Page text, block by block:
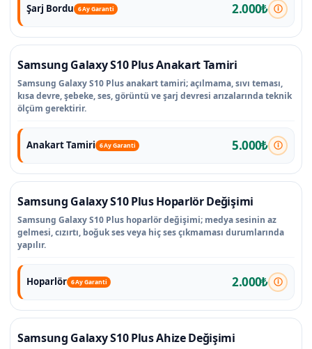
Şarj Bordu 6 Ay Garanti 2.000₺
Samsung Galaxy S10 Plus Anakart Tamiri
Samsung Galaxy S10 Plus anakart tamiri; açılmama, sıvı teması,
kısa devre, şebeke, ses, görüntü ve şarj devresi arızalarında teknik
ölçüm gerektirir.
Anakart Tamiri 6 Ay Garanti 5.000₺
Samsung Galaxy S10 Plus Hoparlör Değişimi
Samsung Galaxy S10 Plus hoparlör değişimi; medya sesinin az
gelmesi, cızırtı, boğuk ses veya hiç ses çıkmaması durumlarında
yapılır.
Hoparlör 6 Ay Garanti 2.000₺
Samsung Galaxy S10 Plus Ahize Değişimi